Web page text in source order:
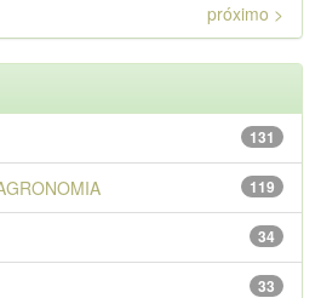
próximo >
131
119
34
33